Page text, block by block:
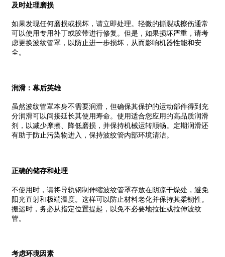
及时处理磨损
如果发现任何磨损或损坏，请立即处理。轻微的撕裂或擦伤通常
可以使用专用补丁或胶带进行修复。但是，如果损坏严重，请考
虑更换波纹管罩，以防止进一步损坏，从而影响机器性能和安
全。
润滑：幕后英雄
虽然波纹管罩本身不需要润滑，但确保其保护的运动部件得到充
分润滑可以间接延长其使用寿命。使用适合您应用的高品质润滑
剂，以减少摩擦、降低磨损，并保持机械运转顺畅。定期润滑还
有助于防止污染物进入，保持波纹管内部环境清洁。
正确的储存和处理
不使用时，请将导轨钢制伸缩波纹管罩存放在阴凉干燥处，避免
阳光直射和极端温度。这样可以防止材料老化并保持其柔韧性。
搬运时，务必从指定位置提起，以免不必要地拉扯或拉伸波纹
管。
考虑环境因素